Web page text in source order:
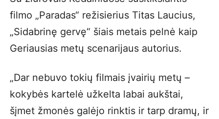
filmo „Paradas“ režisierius Titas Laucius,
„Sidabrinę gervę“ šiais metais pelnė kaip
Geriausias metų scenarijaus autorius.
„Dar nebuvo tokių filmais įvairių metų –
kokybės kartelė užkelta labai aukštai,
šįmet žmonės galėjo rinktis ir tarp dramų, ir